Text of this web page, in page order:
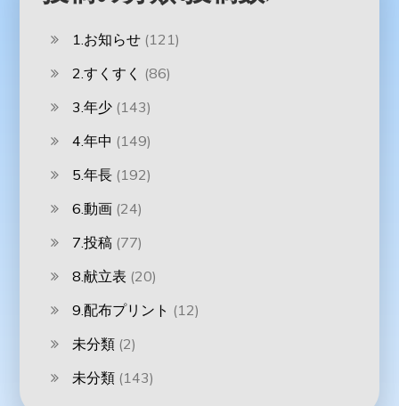
1.お知らせ (121)
2.すくすく (86)
3.年少 (143)
4.年中 (149)
5.年長 (192)
6.動画 (24)
7.投稿 (77)
8.献立表 (20)
9.配布プリント (12)
未分類 (2)
未分類 (143)